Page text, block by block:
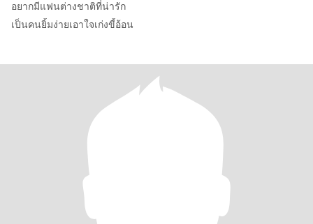
อยากมีแฟนต่างชาติที่น่ารัก
เป็นคนยิ้มง่ายเอาใจเก่งขี้อ้อน